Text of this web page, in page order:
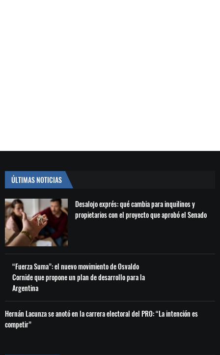
ÚLTIMAS NOTICIAS
Desalojo exprés: qué cambia para inquilinos y
propietarios con el proyecto que aprobó el Senado
“Fuerza Suma”: el nuevo movimiento de Osvaldo
Cornide que propone un plan de desarrollo para la
Argentina
Hernán Lacunza se anotó en la carrera electoral del PRO: “La intención es
competir”